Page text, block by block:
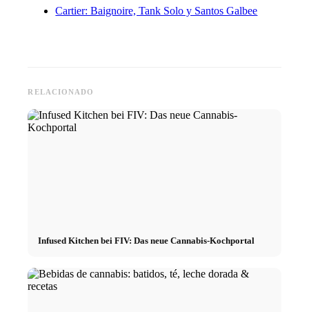
Cartier: Baignoire, Tank Solo y Santos Galbee
RELACIONADO
Infused Kitchen bei FIV: Das neue Cannabis-Kochportal